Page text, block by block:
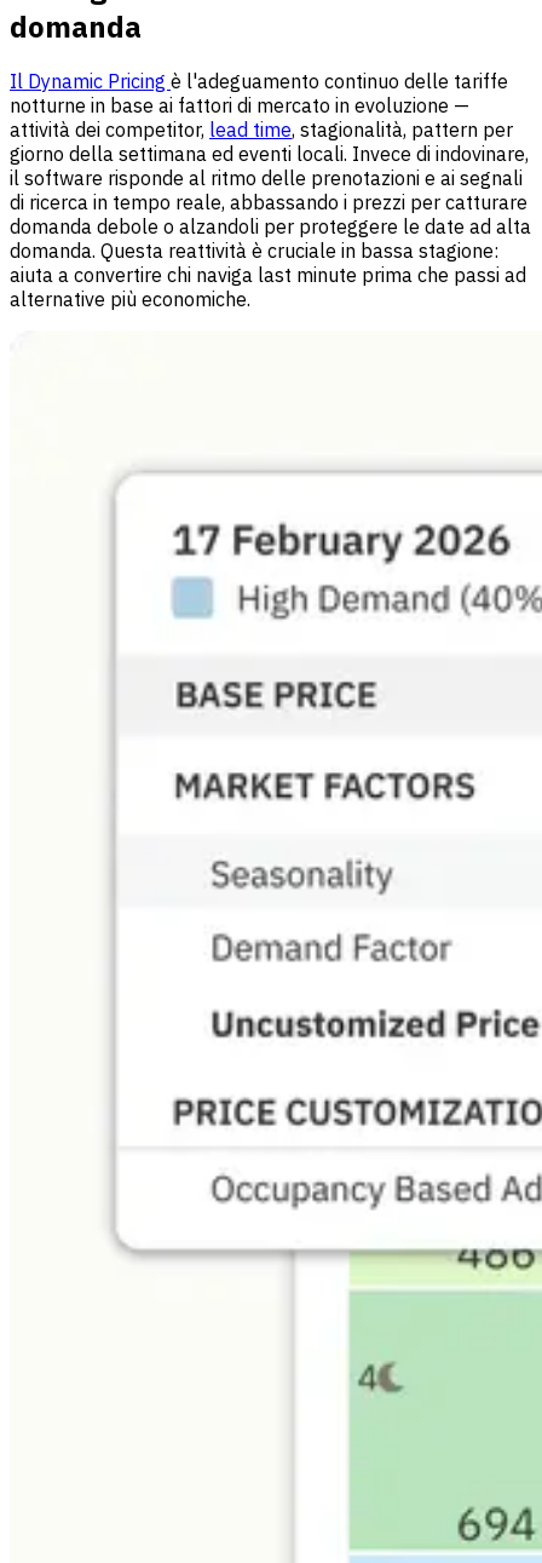
domanda
Il Dynamic Pricing è l'adeguamento continuo delle tariffe
notturne in base ai fattori di mercato in evoluzione —
attività dei competitor, lead time, stagionalità, pattern per
giorno della settimana ed eventi locali. Invece di indovinare,
il software risponde al ritmo delle prenotazioni e ai segnali
di ricerca in tempo reale, abbassando i prezzi per catturare
domanda debole o alzandoli per proteggere le date ad alta
domanda. Questa reattività è cruciale in bassa stagione:
aiuta a convertire chi naviga last minute prima che passi ad
alternative più economiche.